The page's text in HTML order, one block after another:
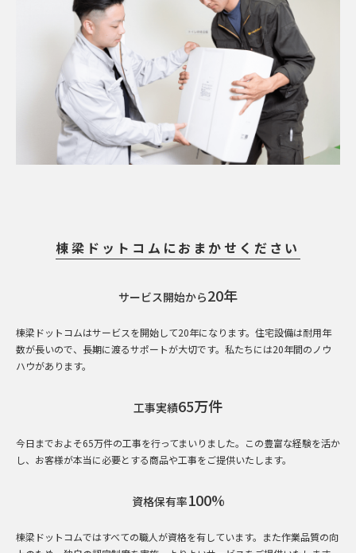
棟梁ドットコムにおまかせください
サービス開始から20年
棟梁ドットコムはサービスを開始して20年になります。住宅設備は耐用年
数が長いので、長期に渡るサポートが大切です。私たちには20年間のノウ
ハウがあります。
工事実績65万件
今日までおよそ65万件の工事を行ってまいりました。この豊富な経験を活か
し、お客様が本当に必要とする商品や工事をご提供いたします。
資格保有率100%
棟梁ドットコムではすべての職人が資格を有しています。また作業品質の向